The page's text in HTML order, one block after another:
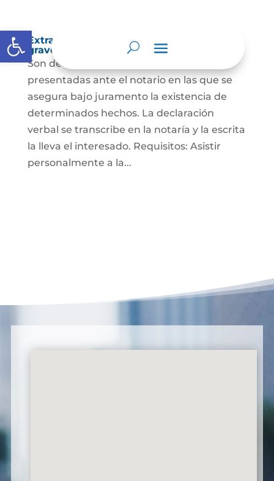
Abrir barra de herramientas
Extra-proceso o declaración bajo la
gravedad de juramento
Son declaraciones verbales o escritas
presentadas ante el notario en las que se
asegura bajo juramento la existencia de
determinados hechos. La declaración
verbal se transcribe en la notaría y la escrita
la lleva el interesado. Requisitos: Asistir
personalmente a la...